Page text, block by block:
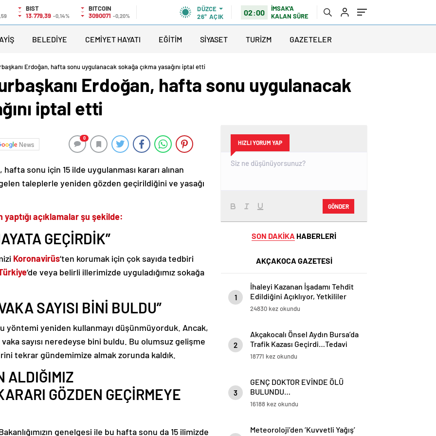
BIST
13.779,39 -0,14%
BITCOIN
3090071 -0,20%
DÜZCE
26° AÇIK 02:00
İMSAK'A
KALAN SÜRE
BELEDİYE CEMİYET HAYATI EĞİTİM SİYASET TURİZM GAZETELER
Erdoğan, hafta sonu uygulanacak sokağa çıkma yasağını iptal etti
Erdoğan, hafta sonu uygulanacak
iptal etti
News
0
, hafta sonu için 15 ilde uygulanması kararı alınan
taleplerle yeniden gözden geçirildiğini ve yasağı
yaptığı açıklamalar şu şekilde:
GEÇİRDİK”
Koronavirüs‘ten korumak için çok sayıda tedbiri
‘de veya belirli illerimizde uyguladığımız sokağa
SAYISI BİNİ BULDU”
yöntemi yeniden kullanmayı düşünmüyorduk. Ancak,
sayısı neredeyse bini buldu. Bu olumsuz gelişme
tekrar gündemimize almak zorunda kaldık.
ALDIĞIMIZ
GÖZDEN GEÇİRMEYE
genelgesi ile bu hafta sonu da 15 ilimizde
HIZLI YORUM YAP
GÖNDER
SON DAKİKA HABERLERİ
AKÇAKOCA GAZETESİ
1
İhaleyi Kazanan İşadamı Tehdit
Edildiğini Açıklıyor, Yetkililer
Suskun!
24830 kez okundu
2
Akçakocalı Önsel Aydın Bursa’da
Trafik Kazası Geçirdi…Tedavi
Altına Alınan Gencin Hayati
18771 kez okundu
3
GENÇ DOKTOR EVİNDE ÖLÜ
BULUNDU…
16188 kez okundu
Meteoroloji’den ‘Kuvvetli Yağış’